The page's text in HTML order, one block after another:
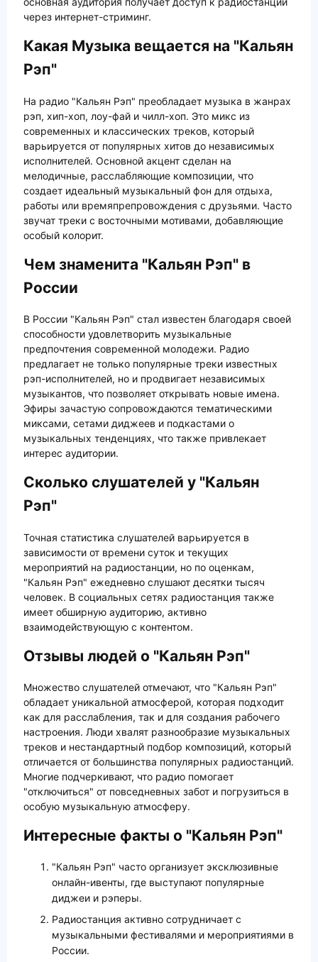
через интернет-стриминг.
Какая Музыка вещается на "Кальян
Рэп"
На радио "Кальян Рэп" преобладает музыка в жанрах
рэп, хип-хоп, лоу-фай и чилл-хоп. Это микс из
современных и классических треков, который
варьируется от популярных хитов до независимых
исполнителей. Основной акцент сделан на
мелодичные, расслабляющие композиции, что
создает идеальный музыкальный фон для отдыха,
работы или времяпрепровождения с друзьями. Часто
звучат треки с восточными мотивами, добавляющие
особый колорит.
Чем знаменита "Кальян Рэп" в
России
В России "Кальян Рэп" стал известен благодаря своей
способности удовлетворить музыкальные
предпочтения современной молодежи. Радио
предлагает не только популярные треки известных
рэп-исполнителей, но и продвигает независимых
музыкантов, что позволяет открывать новые имена.
Эфиры зачастую сопровождаются тематическими
миксами, сетами диджеев и подкастами о
музыкальных тенденциях, что также привлекает
интерес аудитории.
Сколько слушателей у "Кальян
Рэп"
Точная статистика слушателей варьируется в
зависимости от времени суток и текущих
мероприятий на радиостанции, но по оценкам,
"Кальян Рэп" ежедневно слушают десятки тысяч
человек. В социальных сетях радиостанция также
имеет обширную аудиторию, активно
взаимодействующую с контентом.
Отзывы людей о "Кальян Рэп"
Множество слушателей отмечают, что "Кальян Рэп"
обладает уникальной атмосферой, которая подходит
как для расслабления, так и для создания рабочего
настроения. Люди хвалят разнообразие музыкальных
треков и нестандартный подбор композиций, который
отличается от большинства популярных радиостанций.
Многие подчеркивают, что радио помогает
"отключиться" от повседневных забот и погрузиться в
особую музыкальную атмосферу.
Интересные факты о "Кальян Рэп"
"Кальян Рэп" часто организует эксклюзивные
онлайн-ивенты, где выступают популярные
диджеи и рэперы.
Радиостанция активно сотрудничает с
музыкальными фестивалями и мероприятиями в
России.